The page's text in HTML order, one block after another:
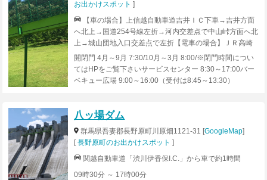
お出かけスポット ]
【車の場合】上信越自動車道吉井ＩＣ下車→吉井方面
へ北上→国道254号線左折→河内交差点で中山峠方面へ北
上→城山団地入口交差点で左折【電車の場合】ＪＲ高崎
駅下車 西口より上信バス「観音山ファミリーパーク行
き」にて約35分
開閉門 4月～9月 7:30/10月～3月 8:00/※閉門時間につい
てはHPをご覧下さいサービスセンター 8:30～17:00バー
ベキュー広場 9:00～16:00（受付は8:45～13:30）
八ッ場ダム
群馬県吾妻郡長野原町川原畑1121-31 [GoogleMap]
[長野原町のお出かけスポット ]
関越自動車道「渋川伊香保I.C.」から車で約1時間
09時30分 ～ 17時00分